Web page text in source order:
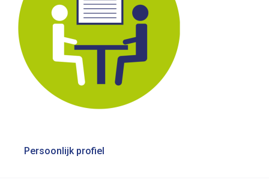
Bericht
Persoonlijk profiel